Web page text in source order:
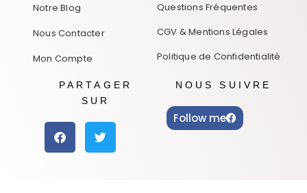
Notre Blog
Nous Contacter
Mon Compte
Questions Fréquentes
CGV & Mentions Légales
Politique de Confidentialité
PARTAGER
SUR
NOUS SUIVRE
Follow me